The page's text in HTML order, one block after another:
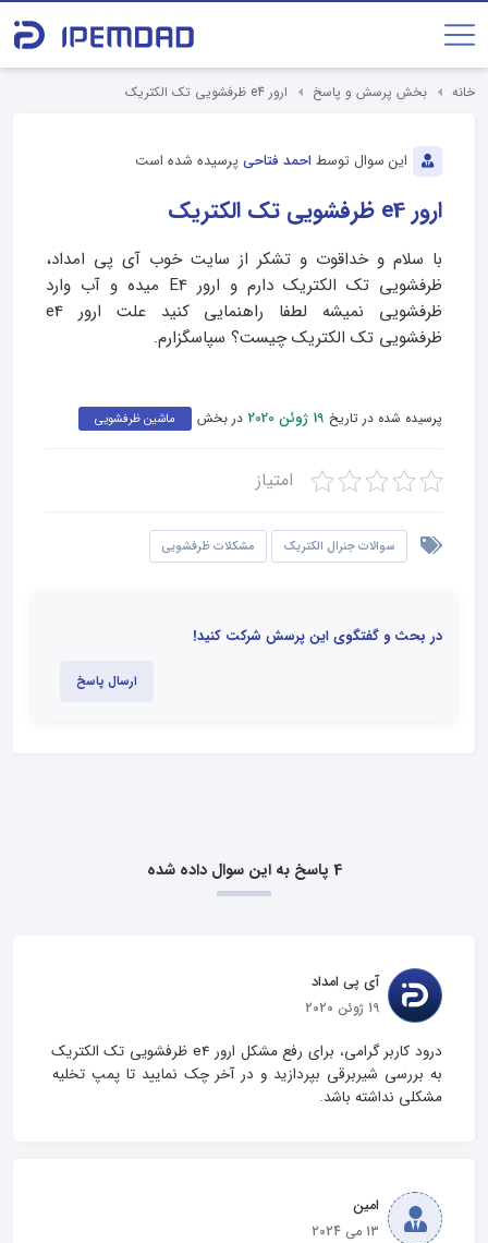
خانه بخش پرسش و پاسخ ارور e4 ظرفشویی تک الکتریک
این سوال توسط احمد فتاحی پرسیده شده است
ارور e4 ظرفشویی تک الکتریک
با سلام و خداقوت و تشکر از سایت خوب آی پی امداد،
ظرفشویی تک الکتریک دارم و ارور E4 میده و آب وارد
ظرفشویی نمیشه لطفا راهنمایی کنید علت ارور e4
ظرفشویی تک الکتریک چیست؟ سپاسگزارم.
پرسیده شده در تاریخ 19 ژوئن 2020 در بخش ماشین ظرفشویی
امتیاز
سوالات جنرال الکتریک مشکلات ظرفشویی
در بحث و گفتگوی این پرسش شرکت کنید!
ارسال پاسخ
4 پاسخ به این سوال داده شده
آی پی امداد
19 ژوئن 2020
درود کاربر گرامی، برای رفع مشکل ارور e4 ظرفشویی تک الکتریک
به بررسی شیربرقی بپردازید و در آخر چک نمایید تا پمپ تخلیه
مشکلی نداشته باشد.
امین
13 می 2024